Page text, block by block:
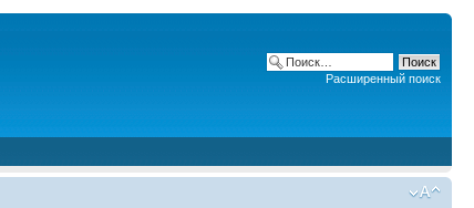
Расширенный поиск